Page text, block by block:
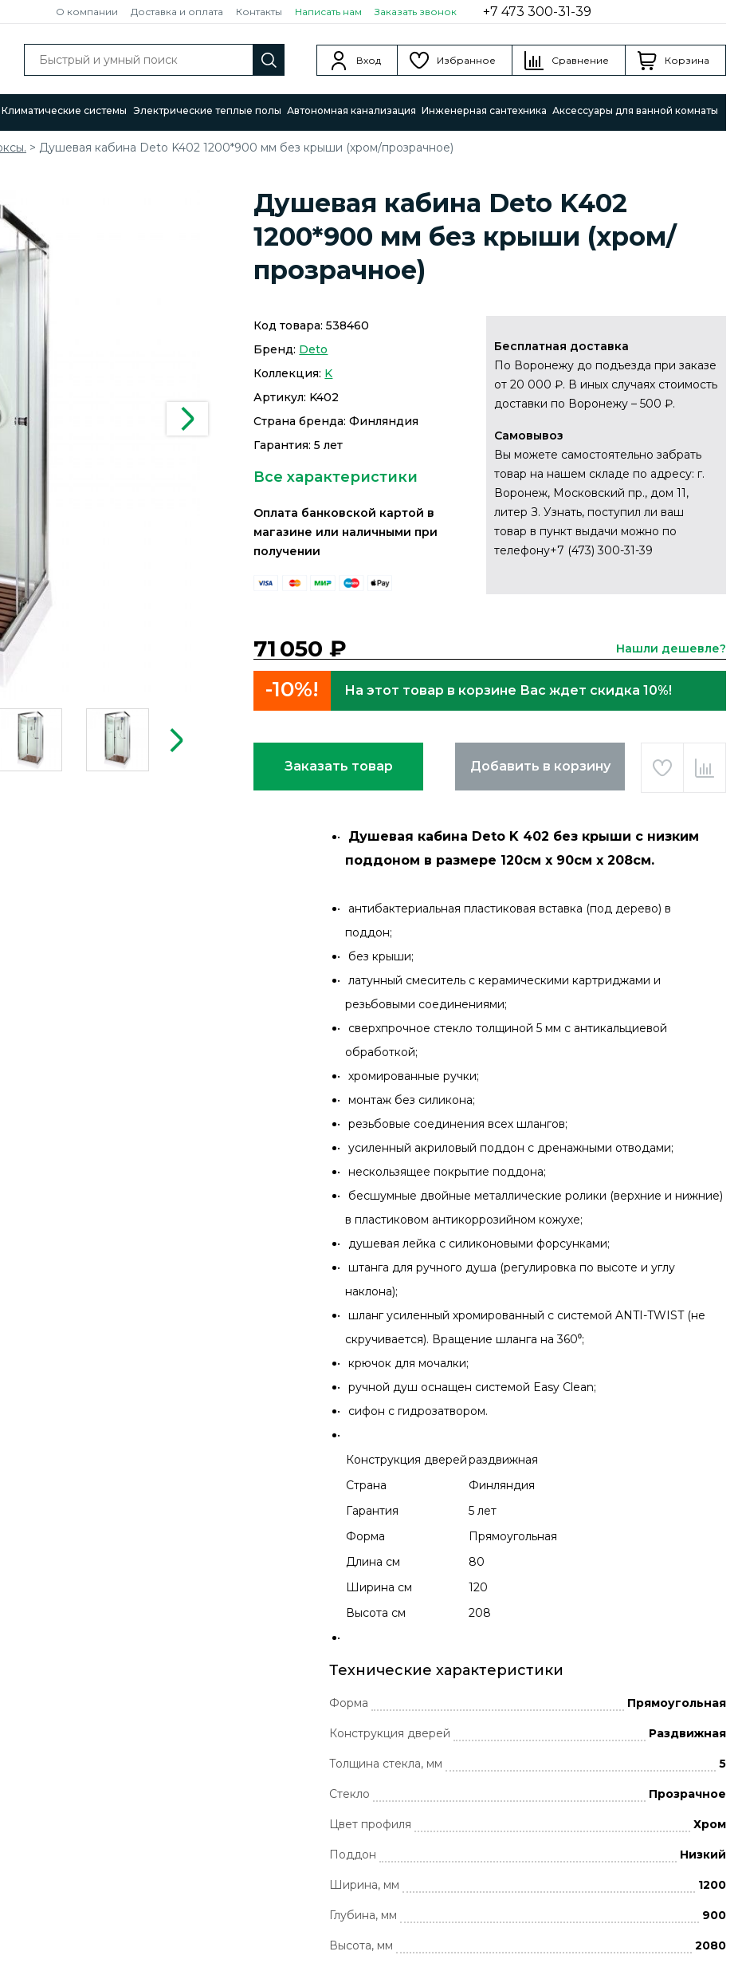
О компании Доставка и оплата Контакты Написать нам Заказать звонок +7 473 300-31-39
Вход Избранное Сравнение Корзина
Климатические системы Электрические теплые полы Автономная канализация Инженерная сантехника Аксессуары для ванной комнаты
> Душевая кабина Deto K402 1200*900 мм без крыши (хром/прозрачное)
Душевая кабина Deto K402
1200*900 мм без крыши (хром/
прозрачное)
Код товара:538460
Бренд: Deto
Коллекция: K
Артикул: K402
Страна бренда: Финляндия
Гарантия: 5 лет
Все характеристики
Оплата банковской картой в
магазине или наличными при
получении
Бесплатная доставка
По Воронежу до подъезда при заказе
от 20 000 ₽. В иных случаях стоимость
доставки по Воронежу – 500 ₽.
Самовывоз
Вы можете самостоятельно забрать
товар на нашем складе по адресу: г.
Воронеж, Московский пр., дом 11,
литер З. Узнать, поступил ли ваш
товар в пункт выдачи можно по
телефону+7 (473) 300-31-39
71 050 ₽ Нашли дешевле?
-10%! На этот товар в корзине Вас ждет скидка 10%!
Заказать товар Добавить в корзину
Душевая кабина Deto K 402 без крыши с низким
поддоном в размере 120см х 90см x 208см.
антибактериальная пластиковая вставка (под дерево) в
поддон;
без крыши;
латунный смеситель с керамическими картриджами и
резьбовыми соединениями;
сверхпрочное стекло толщиной 5 мм с антикальциевой
обработкой;
хромированные ручки;
монтаж без силикона;
резьбовые соединения всех шлангов;
усиленный акриловый поддон с дренажными отводами;
нескользящее покрытие поддона;
бесшумные двойные металлические ролики (верхние и нижние)
в пластиковом антикоррозийном кожухе;
душевая лейка с силиконовыми форсунками;
штанга для ручного душа (регулировка по высоте и углу
наклона);
шланг усиленный хромированный с системой ANTI-TWIST (не
скручивается). Вращение шланга на 360⁰;
крючок для мочалки;
ручной душ оснащен системой Easy Clean;
сифон с гидрозатвором.
Конструкция дверейраздвижная
Страна
Финляндия
Гарантия
5 лет
Форма
Прямоугольная
Длина см
80
Ширина см
120
Высота см
208
Технические характеристики
Форма Прямоугольная
Конструкция дверей Раздвижная
Толщина стекла, мм 5
Стекло Прозрачное
Цвет профиля Хром
Поддон Низкий
Ширина, мм 1200
Глубина, мм 900
Высота, мм 2080